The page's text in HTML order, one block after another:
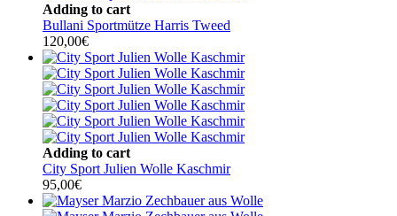
Adding to cart
Bullani Sportmütze Harris Tweed
120,00€
Adding to cart
City Sport Julien Wolle Kaschmir
95,00€